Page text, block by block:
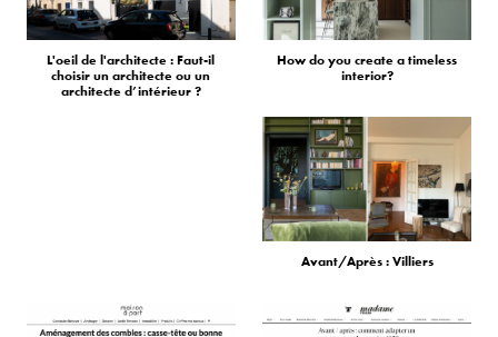
L'oeil de l'architecte : Faut-il
choisir un architecte ou un
architecte d’intérieur ?
How do you create a timeless
interior?
Avant/Après : Villiers